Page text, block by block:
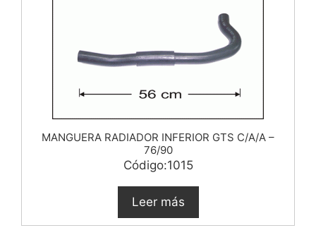
MANGUERA RADIADOR INFERIOR GTS C/A/A –
76/90
Código:1015
Leer más